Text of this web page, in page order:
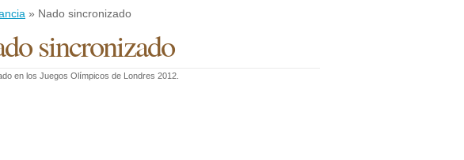
» Nado sincronizado
sincronizado
en los Juegos Olímpicos de Londres 2012.